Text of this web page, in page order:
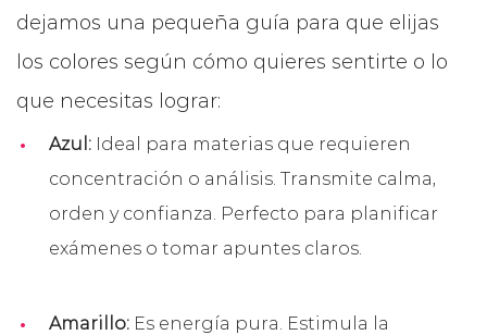
dejamos una pequeña guía para que elijas
los colores según cómo quieres sentirte o lo
que necesitas lograr:
Azul: Ideal para materias que requieren
concentración o análisis. Transmite calma,
orden y confianza. Perfecto para planificar
exámenes o tomar apuntes claros.
Amarillo: Es energía pura. Estimula la